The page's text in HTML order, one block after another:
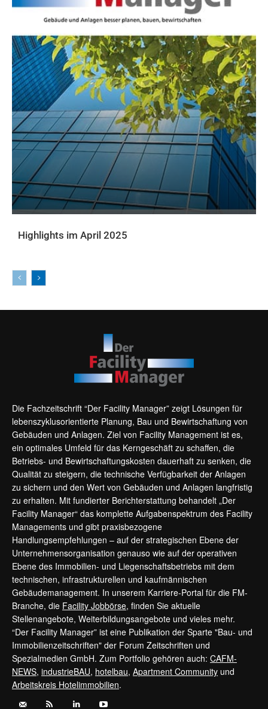
Highlights im April 2025
Die Fachzeitschrift “Der Facility Manager” zeigt Lösungen für
lebenszyklusorientierte Planung, Bau und Bewirtschaftung von
Gebäuden und Anlagen. Ziel von Facility Management ist es,
ein optimales Umfeld für das Kerngeschäft zu schaffen, die
Betriebs- und Bewirtschaftungskosten dauerhaft zu senken, die
Qualität zu steigern, die technische Verfügbarkeit der Anlagen
zu sichern und den Wert von Gebäuden und Anlagen langfristig
zu erhalten. Mit fundierter Berichterstattung behandelt „Der
Facility Manager“ das komplette Aufgabenspektrum des Facility
Managements und gibt praxisbezogene
Handlungsempfehlungen – auf der strategischen Ebene der
Unternehmensorganisation genauso wie auf der operativen
Ebene des Immobilien- und Liegenschaftsbetriebs mit dem
technischen, infrastrukturellen und kaufmännischen
Gebäudemanagement. In unserem Karriere-Portal für die FM-
Branche, die Facility Jobbörse, finden Sie aktuelle
Stellenangebote, Weiterbildungsangebote und vieles mehr.
“Der Facility Manager” ist eine Publikation der Sparte "Bau- und
Immobilienzeitschriften" der Forum Zeitschriften und
Spezialmedien GmbH. Zum Portfolio gehören auch: CAFM-
NEWS, industrieBAU, hotelbau, Apartment Community und
Arbeitskreis Hotelimmobilien.